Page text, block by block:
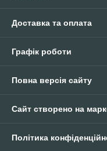
Доставка та оплата
Графік роботи
Повна версія сайту
Сайт створено на
Політика